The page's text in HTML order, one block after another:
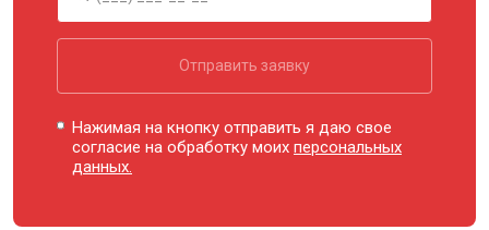
Отправить заявку
Нажимая на кнопку отправить я даю свое
согласие на обработку моихперсональных
данных.